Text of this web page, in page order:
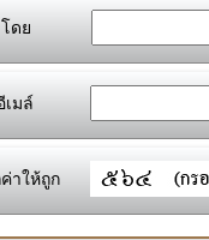
โดย
เมล์
าให้ถูก